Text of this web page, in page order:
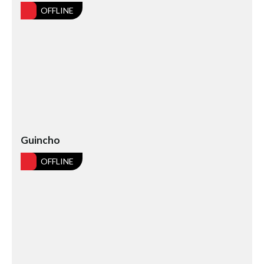
Seixal HD
Nacionais
Internacionais
OFFLINE
Guincho
OFFLINE